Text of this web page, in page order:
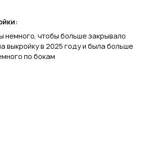
немного, чтобы больше закрывало
выкройку в 2025 году и была больше
по бокам